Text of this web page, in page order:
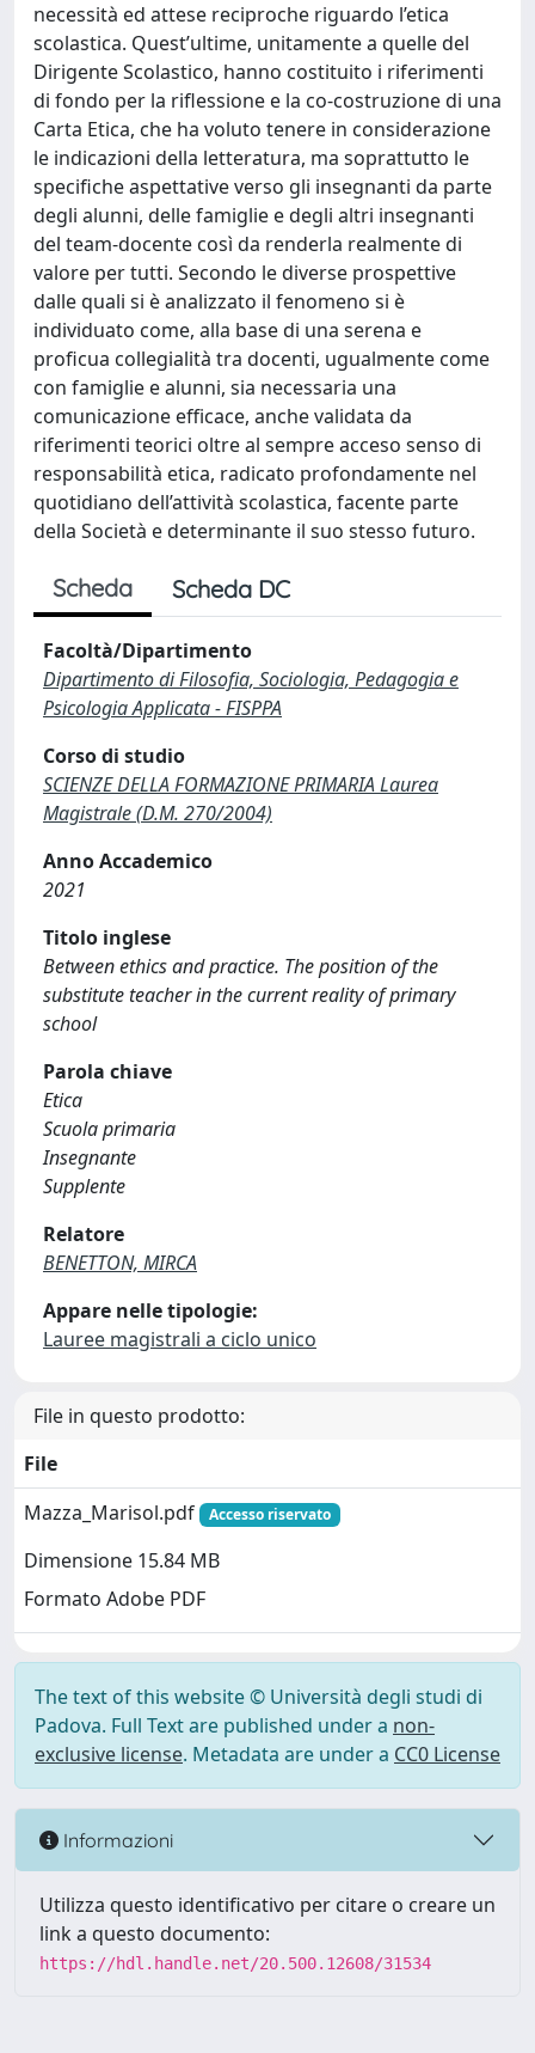
necessità ed attese reciproche riguardo l’etica
scolastica. Quest’ultime, unitamente a quelle del
Dirigente Scolastico, hanno costituito i riferimenti
di fondo per la riflessione e la co-costruzione di una
Carta Etica, che ha voluto tenere in considerazione
le indicazioni della letteratura, ma soprattutto le
specifiche aspettative verso gli insegnanti da parte
degli alunni, delle famiglie e degli altri insegnanti
del team-docente così da renderla realmente di
valore per tutti. Secondo le diverse prospettive
dalle quali si è analizzato il fenomeno si è
individuato come, alla base di una serena e
proficua collegialità tra docenti, ugualmente come
con famiglie e alunni, sia necessaria una
comunicazione efficace, anche validata da
riferimenti teorici oltre al sempre acceso senso di
responsabilità etica, radicato profondamente nel
quotidiano dell’attività scolastica, facente parte
della Società e determinante il suo stesso futuro.
Scheda Scheda DC
Facoltà/Dipartimento
Dipartimento di Filosofia, Sociologia, Pedagogia e
Psicologia Applicata - FISPPA
Corso di studio
SCIENZE DELLA FORMAZIONE PRIMARIA Laurea
Magistrale (D.M. 270/2004)
Anno Accademico
2021
Titolo inglese
Between ethics and practice. The position of the
substitute teacher in the current reality of primary
school
Parola chiave
Etica
Scuola primaria
Insegnante
Supplente
Relatore
BENETTON, MIRCA
Appare nelle tipologie:
Lauree magistrali a ciclo unico
File in questo prodotto:
File
Mazza_Marisol.pdf
Accesso riservato
Dimensione 15.84 MB
Formato Adobe PDF
The text of this website © Università degli studi di
Padova. Full Text are published under a non-
exclusive license. Metadata are under a CC0 License
Informazioni
Utilizza questo identificativo per citare o creare un
link a questo documento:
https://hdl.handle.net/20.500.12608/31534